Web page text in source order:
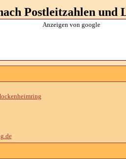
Postleitzahlen
Anzeigen von google